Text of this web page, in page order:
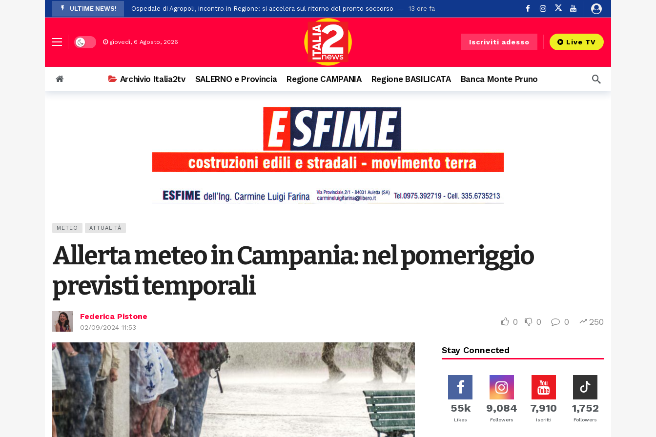
ULTIME NEWS! Ospedale di Agropoli, incontro in Regione: si accelera sul ritorno del pronto soccorso 13 ore fa
Controllo del vicinato: nuovi protocolli tra Prefettura di Salerno ed i comuni di Albanella e Altavilla Silentina
In Basilicata, arrivano 61 nuovi carabinieri: rinforzati i presidi di Potenza e Matera
San Chirico Nuovo, incendio di macchia mediterranea a Creta Rossa: in azione vigili del fuoco e mezzi aerei
Scivola nel fiume durante una gita e batte la testa. Paura per un 22enne a Felitto
Salerno, 84enne investito in via delle Calabrie: trasportato al Ruggi 15 ore fa
Unibas amplia l’offerta formativa: al via due nuove lauree su agroalimentare sostenibile e verde urbano
Dark mode giovedì, 6 Agosto, 2026 Iscriviti adesso Live TV
Archivio Italia2tv SALERNO e Provincia Regione CAMPANIA Regione BASILICATA Banca Monte Pruno
METEO ATTUALITÀ
Allerta meteo in Campania: nel pomeriggio
previsti temporali
Federica Pistone
02/09/2024 11:53
0 0 0 250
Stay Connected
55k
Likes
9,084
Followers
7,910
Iscritti
1,752
Followers